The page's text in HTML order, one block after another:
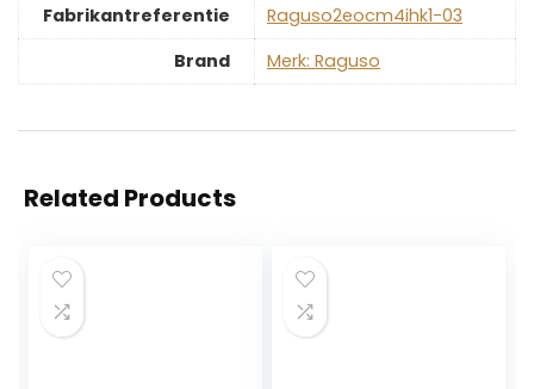
Fabrikantreferentie
‎Raguso2eocm4ihk1-03
Brand
Merk: Raguso
Related Products